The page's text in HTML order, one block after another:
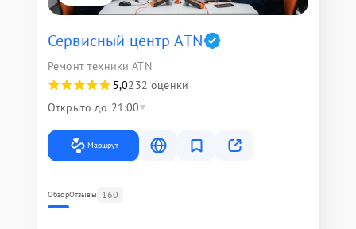
Сервисный центр ATN
Ремонт техники ATN
5,0232 оценки
Открыто до 21:00
Маршрут
ОбзорОтзывы 160